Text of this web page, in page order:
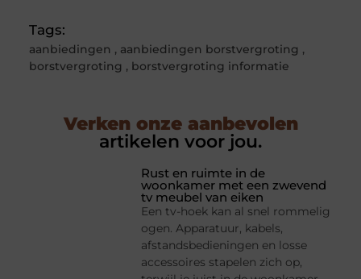
Tags:
aanbiedingen , aanbiedingen borstvergroting ,
borstvergroting , borstvergroting informatie
Verken onze aanbevolen
artikelen voor jou.
Rust en ruimte in de
woonkamer met een zwevend
tv meubel van eiken
Een tv-hoek kan al snel rommelig
ogen. Apparatuur, kabels,
afstandsbedieningen en losse
accessoires stapelen zich op,